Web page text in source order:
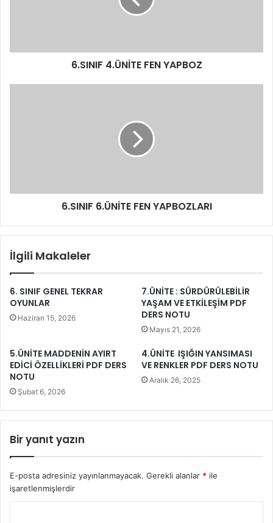
6.SINIF 4.ÜNİTE FEN YAPBOZ
6.SINIF 6.ÜNİTE FEN YAPBOZLARI
İlgili Makaleler
6. SINIF GENEL TEKRAR
OYUNLAR
Haziran 15, 2026
7.ÜNİTE : SÜRDÜRÜLEBİLİR
YAŞAM VE ETKİLEŞİM PDF
DERS NOTU
Mayıs 21, 2026
5.ÜNİTE MADDENİN AYIRT
EDİCİ ÖZELLİKLERİ PDF DERS
NOTU
Şubat 6, 2026
4.ÜNİTE IŞIĞIN YANSIMASI
VE RENKLER PDF DERS NOTU
Aralık 26, 2025
Bir yanıt yazın
E-posta adresiniz yayınlanmayacak. Gerekli alanlar * ile
işaretlenmişlerdir